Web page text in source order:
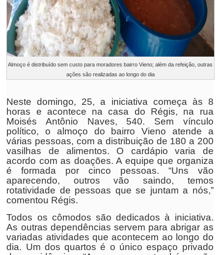
Almoço é distribuído sem custo para moradores bairro Vieno; além da refeição, outras
ações são realizadas ao longo do dia
Neste domingo, 25, a iniciativa começa às 8
horas e acontece na casa do Régis, na rua
Moisés Antônio Naves, 540. Sem vínculo
político, o almoço do bairro Vieno atende a
várias pessoas, com a distribuição de 180 a 200
vasilhas de alimentos. O cardápio varia de
acordo com as doações. A equipe que organiza
é formada por cinco pessoas. “Uns vão
aparecendo, outros vão saindo, temos
rotatividade de pessoas que se juntam a nós,”
comentou Régis.
Todos os cômodos são dedicados à iniciativa.
As outras dependências servem para abrigar as
variadas atividades que acontecem ao longo do
dia. Um dos quartos é o único espaço privado